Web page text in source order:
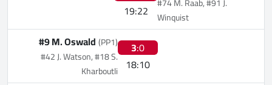
19:22
Winquist
3:0
18:10
#9 M. Oswald (PP1)
#42 J. Watson, #18 S.
Kharboutli